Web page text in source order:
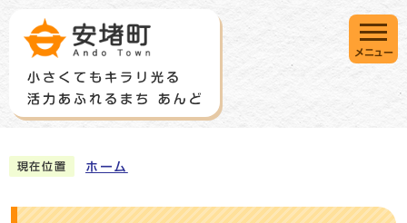
メニュー
現在位置 ホーム